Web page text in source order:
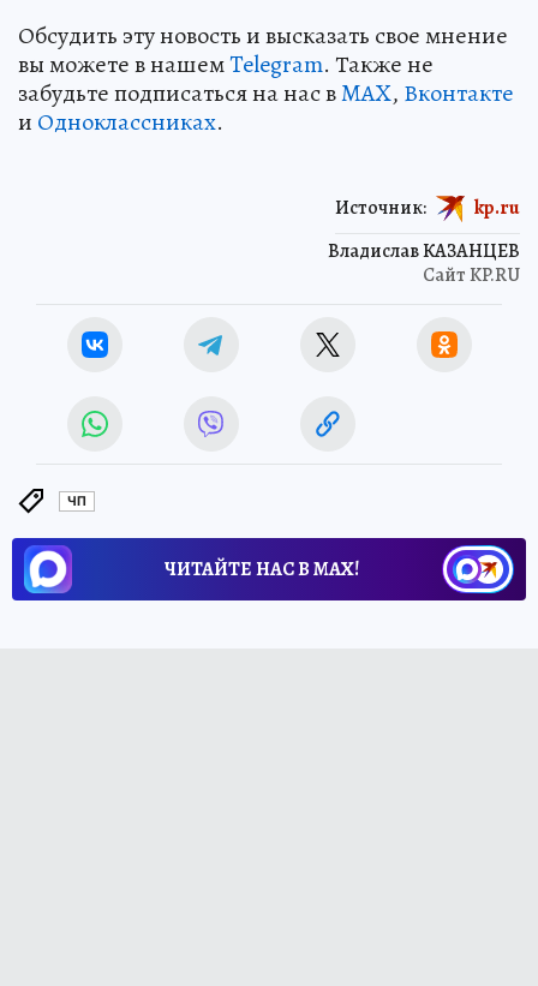
Обсудить эту новость и высказать свое мнение
вы можете в нашемTelegram. Также не
забудьте подписаться на нас вMAX, Вконтакте
и Одноклассниках.
Владислав КАЗАНЦЕВ
Сайт KP.RU
Источник: kp.ru
ЧП
ЧИТАЙТЕ НАС В МАХ!